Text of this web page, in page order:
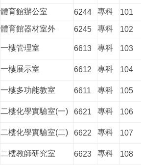
體育館辦公室 6244 專科 101
體育館器材室外 6245 專科 102
一樓管理室 6613 專科 103
一樓展示室 6612 專科 104
一樓多功能教室 6611 專科 105
二樓化學實驗室(一) 6621 專科 106
二樓化學實驗室(二) 6622 專科 107
二樓教師研究室 6623 專科 108